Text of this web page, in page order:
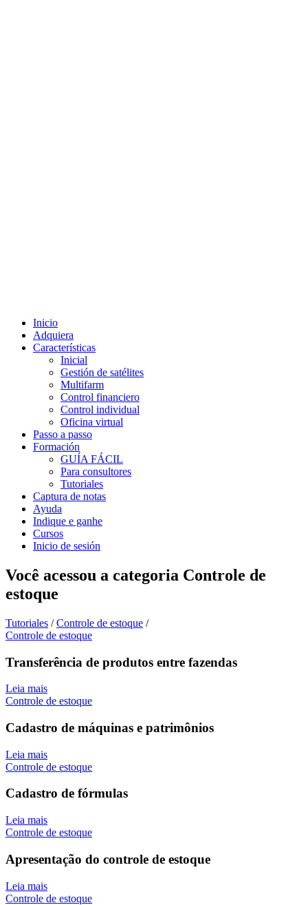
Inicio
Adquiera
Características
Inicial
Gestión de satélites
Multifarm
Control financiero
Control individual
Oficina virtual
Passo a passo
Formación
GUÍA FÁCIL
Para consultores
Tutoriales
Captura de notas
Ayuda
Indique e ganhe
Cursos
Inicio de sesión
Você acessou a categoria Controle de
estoque
Tutoriales / Controle de estoque /
Controle de estoque
Transferência de produtos entre fazendas
Leia mais
Controle de estoque
Cadastro de máquinas e patrimônios
Leia mais
Controle de estoque
Cadastro de fórmulas
Leia mais
Controle de estoque
Apresentação do controle de estoque
Leia mais
Controle de estoque